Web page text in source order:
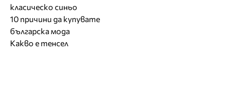
класическо синьо
10 причини да купувате
българска мода
Какво е тенсел